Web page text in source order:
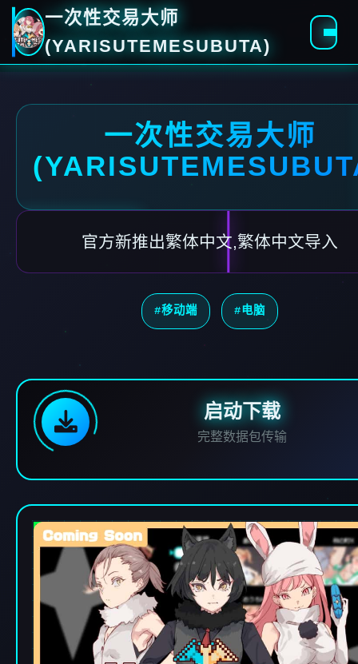
一次性交易大师
(YARISUTEMESUBUTA)
一次性交易大师
官方新推出繁体中文,繁体中文导入
#移动端 #电脑
启动下载
完整数据包传输